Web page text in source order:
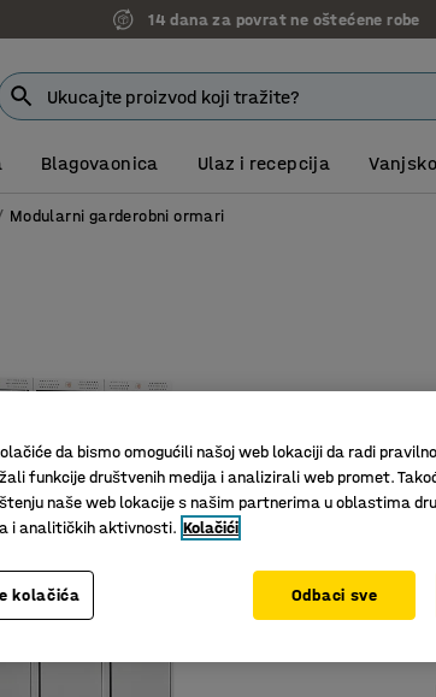
14 dana za povrat ne oštećene robe
Blagovaonica Ulaz i recepcija
Modularni garderobni ormari
da bismo omogućili našoj web lokaciji da radi
funkcije društvenih medija i analizirali web promet.
naše web lokacije s našim partnerima u oblastima
i analitičkih aktivnosti. Kolačići
kolačića Odbaci sve